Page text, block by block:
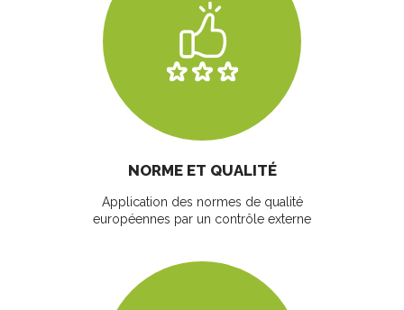
NORME ET QUALITÉ
Application des normes de qualité
européennes par un contrôle externe